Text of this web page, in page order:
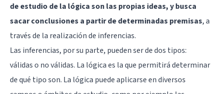
de estudio de la lógica son las propias ideas, y busca
sacar conclusiones a partir de determinadas premisas, a
través de la realización de inferencias.
Las inferencias, por su parte, pueden ser de dos tipos:
válidas o no válidas. La lógica es la que permitirá determinar
de qué tipo son. La lógica puede aplicarse en diversos